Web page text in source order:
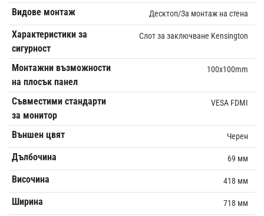
Видове монтаж Десктоп/За монтаж на стена
Характеристики за
сигурност
Слот за заключване Kensington
Монтажни възможности
на плосък панел
100x100mm
Съвместими стандарти
за монитор
VESA FDMI
Външен цвят Черен
Дълбочина 69 мм
Височина 418 мм
Ширина 718 мм